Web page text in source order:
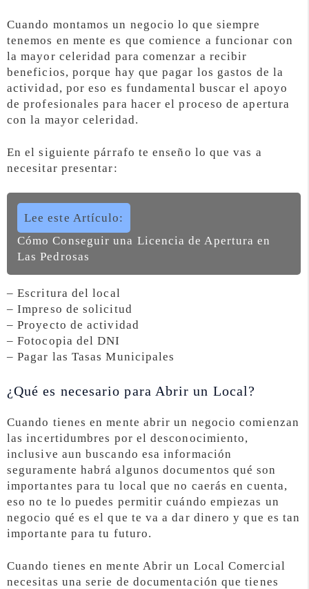
Cuando montamos un negocio lo que siempre
tenemos en mente es que comience a funcionar con
la mayor celeridad para comenzar a recibir
beneficios, porque hay que pagar los gastos de la
actividad, por eso es fundamental buscar el apoyo
de profesionales para hacer el proceso de apertura
con la mayor celeridad.
En el siguiente párrafo te enseño lo que vas a
necesitar presentar:
Lee este Artículo:
Cómo Conseguir una Licencia de Apertura en
Las Pedrosas
– Escritura del local
– Impreso de solicitud
– Proyecto de actividad
– Fotocopia del DNI
– Pagar las Tasas Municipales
¿Qué es necesario para Abrir un Local?
Cuando tienes en mente abrir un negocio comienzan
las incertidumbres por el desconocimiento,
inclusive aun buscando esa información
seguramente habrá algunos documentos qué son
importantes para tu local que no caerás en cuenta,
eso no te lo puedes permitir cuándo empiezas un
negocio qué es el que te va a dar dinero y que es tan
importante para tu futuro.
Cuando tienes en mente Abrir un Local Comercial
necesitas una serie de documentación que tienes